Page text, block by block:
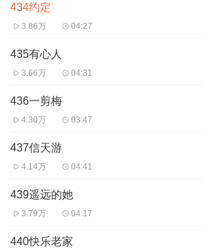
434约定
3.86万 04:27
435有心人
3.66万 04:31
436一剪梅
4.30万 03:47
437信天游
4.14万 04:41
439遥远的她
3.79万 04:17
440快乐老家